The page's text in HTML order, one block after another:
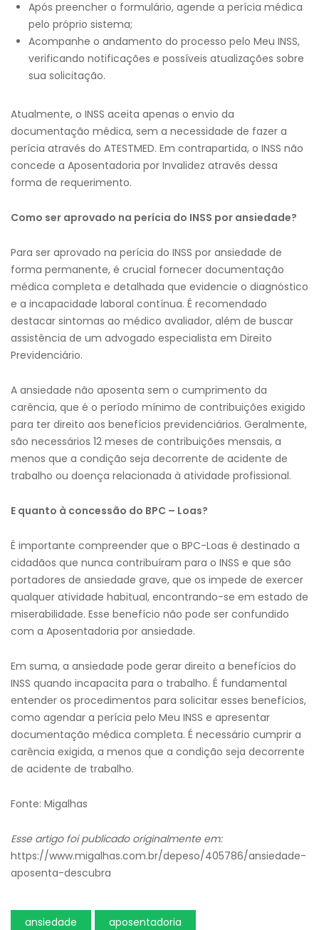
Após preencher o formulário, agende a perícia médica
pelo próprio sistema;
Acompanhe o andamento do processo pelo Meu INSS,
verificando notificações e possíveis atualizações sobre
sua solicitação.
Atualmente, o INSS aceita apenas o envio da
documentação médica, sem a necessidade de fazer a
perícia através do ATESTMED. Em contrapartida, o INSS não
concede a Aposentadoria por Invalidez através dessa
forma de requerimento.
Como ser aprovado na perícia do INSS por ansiedade?
Para ser aprovado na perícia do INSS por ansiedade de
forma permanente, é crucial fornecer documentação
médica completa e detalhada que evidencie o diagnóstico
e a incapacidade laboral contínua. É recomendado
destacar sintomas ao médico avaliador, além de buscar
assistência de um advogado especialista em Direito
Previdenciário.
A ansiedade não aposenta sem o cumprimento da
carência, que é o período mínimo de contribuições exigido
para ter direito aos benefícios previdenciários. Geralmente,
são necessários 12 meses de contribuições mensais, a
menos que a condição seja decorrente de acidente de
trabalho ou doença relacionada à atividade profissional.
E quanto à concessão do BPC – Loas?
É importante compreender que o BPC-Loas é destinado a
cidadãos que nunca contribuíram para o INSS e que são
portadores de ansiedade grave, que os impede de exercer
qualquer atividade habitual, encontrando-se em estado de
miserabilidade. Esse benefício não pode ser confundido
com a Aposentadoria por ansiedade.
Em suma, a ansiedade pode gerar direito a benefícios do
INSS quando incapacita para o trabalho. É fundamental
entender os procedimentos para solicitar esses benefícios,
como agendar a perícia pelo Meu INSS e apresentar
documentação médica completa. É necessário cumprir a
carência exigida, a menos que a condição seja decorrente
de acidente de trabalho.
Fonte: Migalhas
Esse artigo foi publicado originalmente em:
https://www.migalhas.com.br/depeso/405786/ansiedade-
aposenta-descubra
ansiedade
aposentadoria